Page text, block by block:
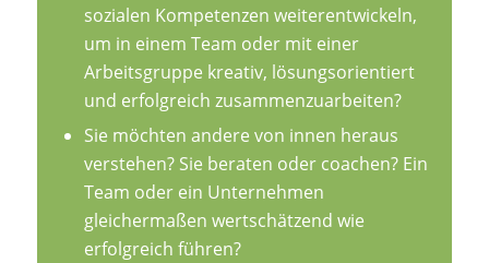
sozialen Kompetenzen weiterentwickeln,
um in einem Team oder mit einer
Arbeitsgruppe kreativ, lösungsorientiert
und erfolgreich zusammenzuarbeiten?
Sie möchten andere von innen heraus
verstehen? Sie beraten oder coachen? Ein
Team oder ein Unternehmen
gleichermaßen wertschätzend wie
erfolgreich führen?